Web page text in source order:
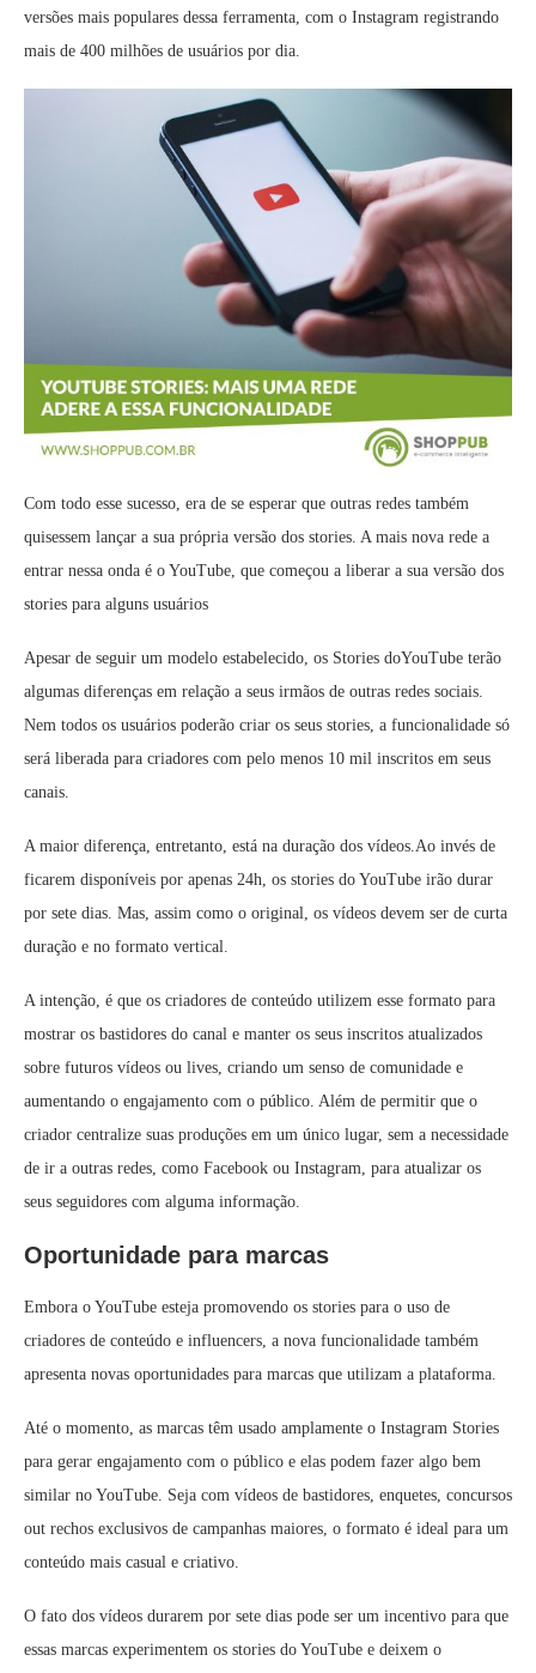
versões mais populares dessa ferramenta, com o Instagram registrando
mais de 400 milhões de usuários por dia.
Com todo esse sucesso, era de se esperar que outras redes também
quisessem lançar a sua própria versão dos stories. A mais nova rede a
entrar nessa onda é o YouTube, que começou a liberar a sua versão dos
stories para alguns usuários
Apesar de seguir um modelo estabelecido, os Stories doYouTube terão
algumas diferenças em relação a seus irmãos de outras redes sociais.
Nem todos os usuários poderão criar os seus stories, a funcionalidade só
será liberada para criadores com pelo menos 10 mil inscritos em seus
canais.
A maior diferença, entretanto, está na duração dos vídeos.Ao invés de
ficarem disponíveis por apenas 24h, os stories do YouTube irão durar
por sete dias. Mas, assim como o original, os vídeos devem ser de curta
duração e no formato vertical.
A intenção, é que os criadores de conteúdo utilizem esse formato para
mostrar os bastidores do canal e manter os seus inscritos atualizados
sobre futuros vídeos ou lives, criando um senso de comunidade e
aumentando o engajamento com o público. Além de permitir que o
criador centralize suas produções em um único lugar, sem a necessidade
de ir a outras redes, como Facebook ou Instagram, para atualizar os
seus seguidores com alguma informação.
Oportunidade para marcas
Embora o YouTube esteja promovendo os stories para o uso de
criadores de conteúdo e influencers, a nova funcionalidade também
apresenta novas oportunidades para marcas que utilizam a plataforma.
Até o momento, as marcas têm usado amplamente o Instagram Stories
para gerar engajamento com o público e elas podem fazer algo bem
similar no YouTube. Seja com vídeos de bastidores, enquetes, concursos
out rechos exclusivos de campanhas maiores, o formato é ideal para um
conteúdo mais casual e criativo.
O fato dos vídeos durarem por sete dias pode ser um incentivo para que
essas marcas experimentem os stories do YouTube e deixem o